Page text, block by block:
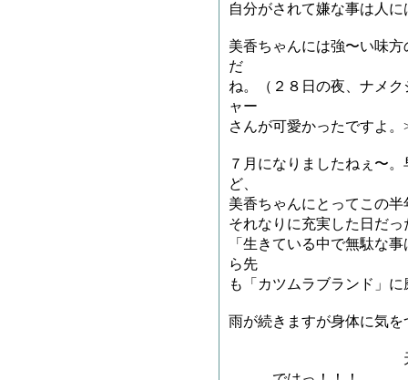
自分がされて嫌な事は人
美香ちゃんには強〜い味
だ
ね。（２８日の夜、ナメ
ャー
さんが可愛かったですよ
７月になりましたねぇ〜
ど、
美香ちゃんにとってこの
それなりに充実した日だ
「生きている中で無駄な
ら先
も「カツムラブランド」
雨が続きますが身体に気
天ちゃんこと